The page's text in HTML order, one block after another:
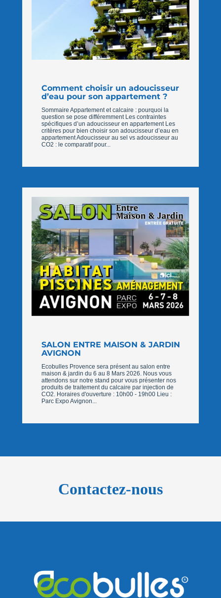
Comment choisir un adoucisseur
d’eau pour son appartement ?
Sommaire Appartement et calcaire : pourquoi la
question se pose différemment Les contraintes
spécifiques d’un adoucisseur en appartement Les
critères pour bien choisir son adoucisseur d’eau en
appartement Adoucisseur au sel vs adoucisseur au
CO2 : le comparatif pour...
SALON ENTRE MAISON & JARDIN
AVIGNON
Ecobulles Provence sera présent au salon entre
maison & jardin du 6 au 8 Mars 2026. Nous vous
attendons sur notre stand pour vous présenter nos
produits de traitement du calcaire par injection de
CO2. Horaires d'ouverture : 10h00 - 19h00 Lieu :
Parc Expo Avignon...
Contactez-nous